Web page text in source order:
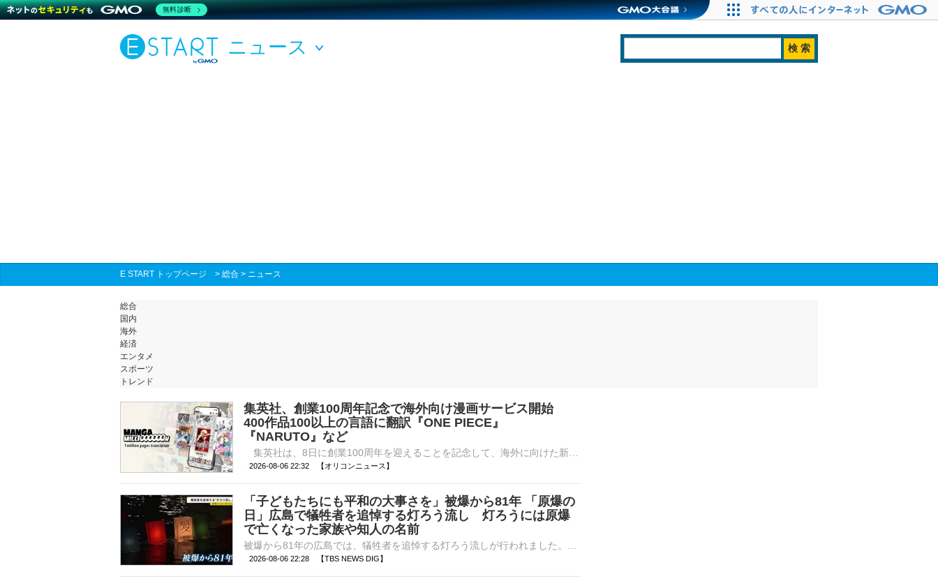
ニュース
E START トップページ > 総合 > ニュース
総合
国内
海外
経済
エンタメ
スポーツ
トレンド
集英社、創業100周年記念で海外向け漫画サービス開始
400作品100以上の言語に翻訳『ONE PIECE』
『NARUTO』など
2026-08-06 22:32 【オリコンニュース】
「子どもたちにも平和の大事さを」被爆から81年 「原爆の
日」広島で犠牲者を追悼する灯ろう流し 灯ろうには原爆
で亡くなった家族や知人の名前
2026-08-06 22:28 【TBS NEWS DIG】
無料診断